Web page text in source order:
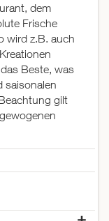
dem
Frische
wird z.B. auch
Beste, was
saisonalen
gilt